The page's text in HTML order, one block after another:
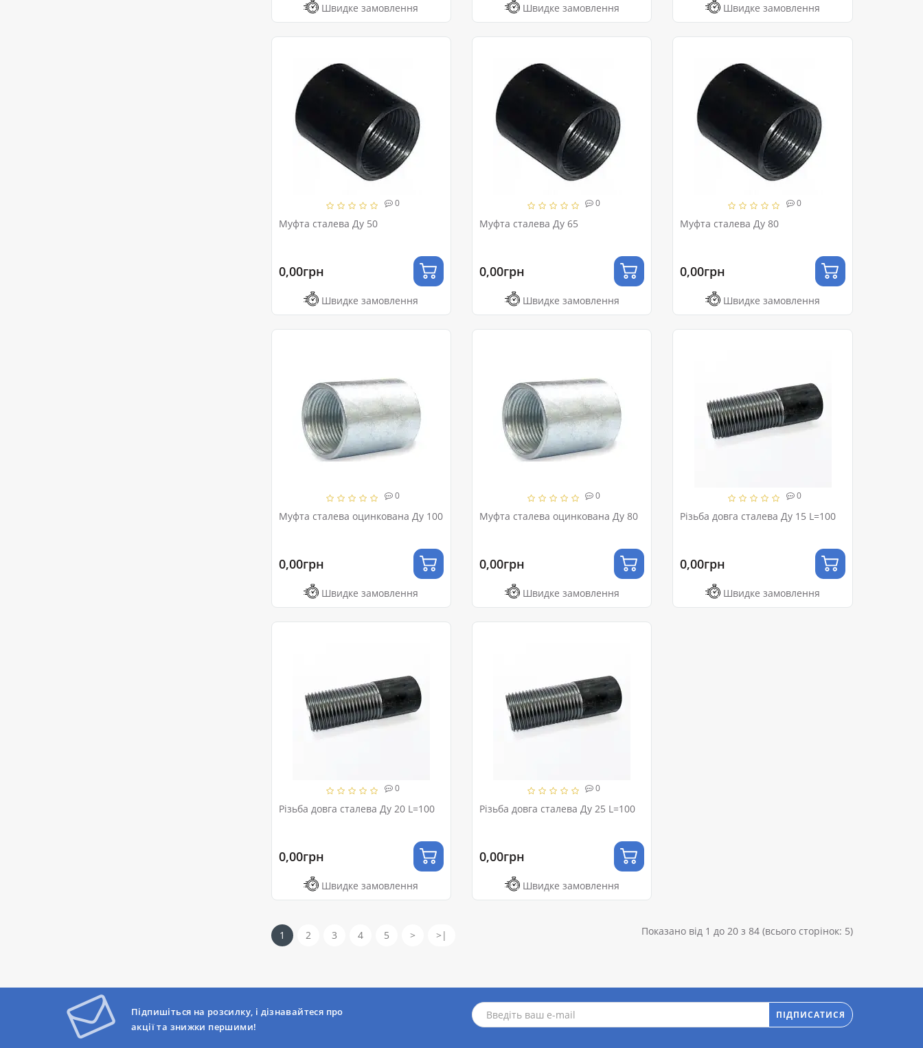
Швидке замовлення Швидке замовлення Швидке замовлення
0
Муфта сталева Ду 50
0,00грн
Швидке замовлення
0
Муфта сталева Ду 65
0,00грн
Швидке замовлення
0
Муфта сталева Ду 80
0,00грн
Швидке замовлення
0
Муфта сталева оцинкована Ду 100
0,00грн
Швидке замовлення
0
Муфта сталева оцинкована Ду 80
0,00грн
Швидке замовлення
0
Різьба довга сталева Ду 15 L=100
0,00грн
Швидке замовлення
0
Різьба довга сталева Ду 20 L=100
0,00грн
Швидке замовлення
0
Різьба довга сталева Ду 25 L=100
0,00грн
Швидке замовлення
1 2 3 4 5 > >| Показано від 1 до 20 з 84 (всього сторінок: 5)
Підпишіться на розсилку, і дізнавайтеся про
акції та знижки першими!
ПІДПИСАТИСЯ